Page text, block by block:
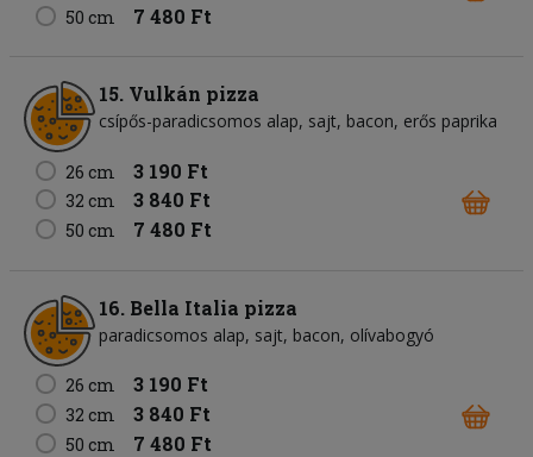
50 cm 7 480 Ft
15. Vulkán pizza
csípős-paradicsomos alap sajt bacon erős paprika
26 cm 3 190 Ft
32 cm 3 840 Ft
50 cm 7 480 Ft
16. Bella Italia pizza
paradicsomos alap sajt bacon olívabogyó
26 cm 3 190 Ft
32 cm 3 840 Ft
50 cm 7 480 Ft